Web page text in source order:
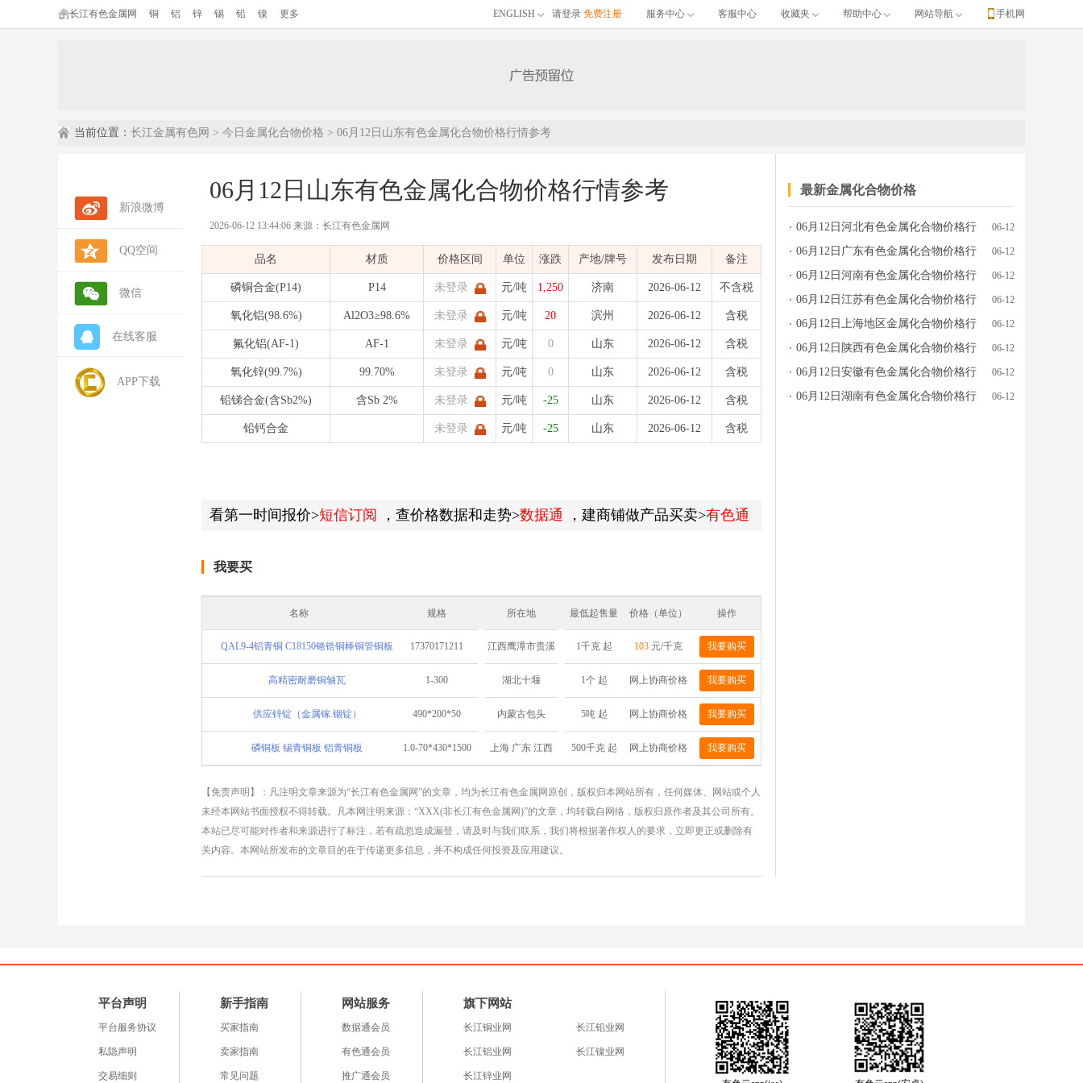
长江有色金属网 铜 铝 锌 锡 铅 镍 更多 ENGLISH 请登录 免费注册 服务中心 客服中心 收藏夹 帮助中心 网站导航 手机网
当前位置： 长江金属有色网 > 今日金属化合物价格 > 06月12日山东有色金属化合物价格行情参考
新浪微博
QQ空间
微信
在线客服
APP下载
06月12日山东有色金属化合物价格行情参考
2026-06-12 13:44:06 来源：长江有色金属网
本文为长江有色金属网发布的06月12日山东有色金属化合物价格行情参考，包含品名、材质、价格区间、单位、涨跌、产地牌号、发布日期等完整行情数据。
数据类型：现货市场报价 | 行情参考 | 有色金属价格
品名 材质 价格区间 单位 涨跌 产地/牌号 发布日期 备注
磷铜合金(P14) P14 未登录 元/吨 1,250 济南 2026-06-12 不含税
氧化铝(98.6%) Al2O3≥98.6% 未登录 元/吨 20 滨州 2026-06-12 含税
氟化铝(AF-1) AF-1 未登录 元/吨 0 山东 2026-06-12 含税
氧化锌(99.7%) 99.70% 未登录 元/吨 0 山东 2026-06-12 含税
铅锑合金(含Sb2%) 含Sb 2% 未登录 元/吨 -25 山东 2026-06-12 含税
铅钙合金 未登录 元/吨 -25 山东 2026-06-12 含税
看第一时间报价>短信订阅 ，查价格数据和走势>数据通 ，建商铺做产品买卖>有色通
我要买
名称 规格 所在地 最低起售量 价格（单位） 操作
QAL9-4铝青铜 C18150铬锆铜棒铜管铜板 17370171211 江西鹰潭市贵溪
市铜产业循环经
济基地
1千克 起 103 元/千克 我要购买
高精密耐磨铜轴瓦 1-300 湖北十堰 1个 起 网上协商价格 我要购买
供应锌锭（金属镓.铟锭） 490*200*50 内蒙古包头 5吨 起 网上协商价格 我要购买
磷铜板 锡青铜板 铝青铜板 1.0-70*430*1500 上海 广东 江西 500千克 起 网上协商价格 我要购买
【免责声明】：凡注明文章来源为“长江有色金属网”的文章，均为长江有色金属网原创，版权归本网站所有，任何媒体、网站或个人
未经本网站书面授权不得转载。凡本网注明来源：“XXX(非长江有色金属网)”的文章，均转载自网络，版权归原作者及其公司所有。
本站已尽可能对作者和来源进行了标注，若有疏忽造成漏登，请及时与我们联系，我们将根据著作权人的要求，立即更正或删除有
关内容。本网站所发布的文章目的在于传递更多信息，并不构成任何投资及应用建议。
最新金属化合物价格
06月12日河北有色金属化合物价格行
情参考
06-12
06月12日广东有色金属化合物价格行
情参考
06-12
06月12日河南有色金属化合物价格行
情参考
06-12
06月12日江苏有色金属化合物价格行
情参考
06-12
06月12日上海地区金属化合物价格行
情参考
06-12
06月12日陕西有色金属化合物价格行
情参考
06-12
06月12日安徽有色金属化合物价格行
情参考
06-12
06月12日湖南有色金属化合物价格行
06-12
平台声明
平台服务协议
私隐声明
交易细则
新手指南
买家指南
卖家指南
常见问题
网站服务
数据通会员
有色通会员
推广通会员
旗下网站
长江铜业网
长江铝业网
长江锌业网
长江铅业网
长江镍业网